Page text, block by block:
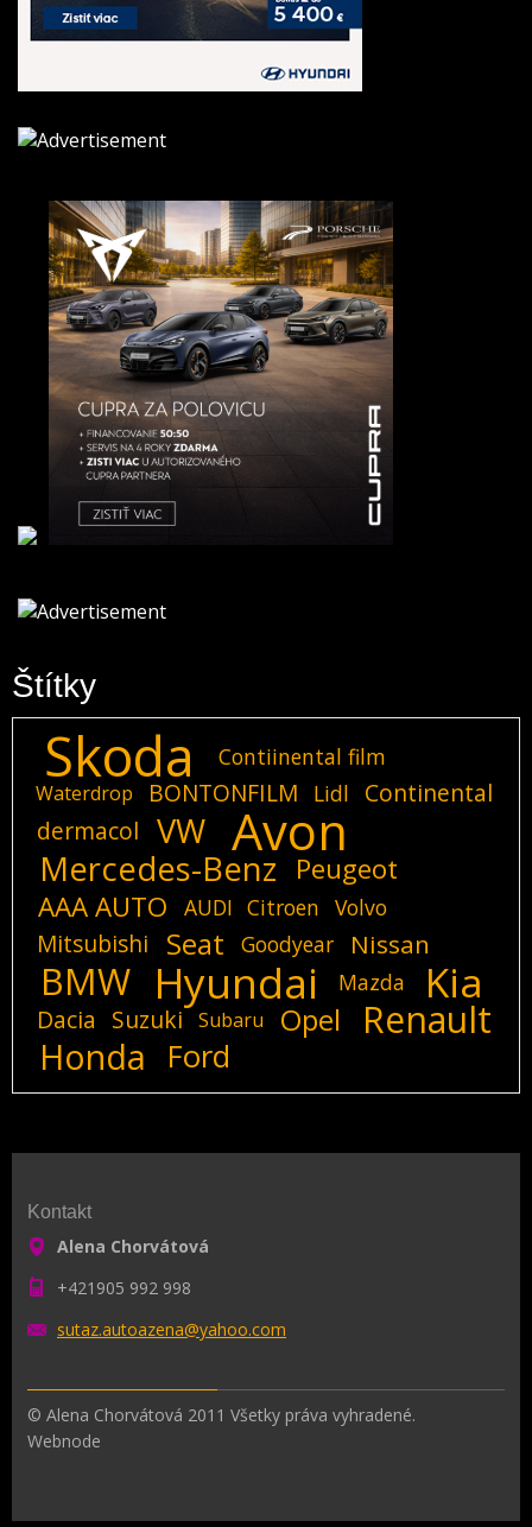
Štítky
Skoda Contiinental film
Waterdrop BONTONFILM Lidl
Continental
dermacol
VW Avon
Mercedes-Benz
Peugeot
AAA AUTO
AUDI Citroen Volvo
Mitsubishi Seat Goodyear Nissan
BMW Hyundai Mazda Kia
Dacia Suzuki Subaru Opel Renault
Honda Ford
Kontakt
Alena Chorvátová
+421905 992 998
sutaz.autoazena@yahoo.com
© Alena Chorvátová 2011 Všetky práva vyhradené.
Webnode